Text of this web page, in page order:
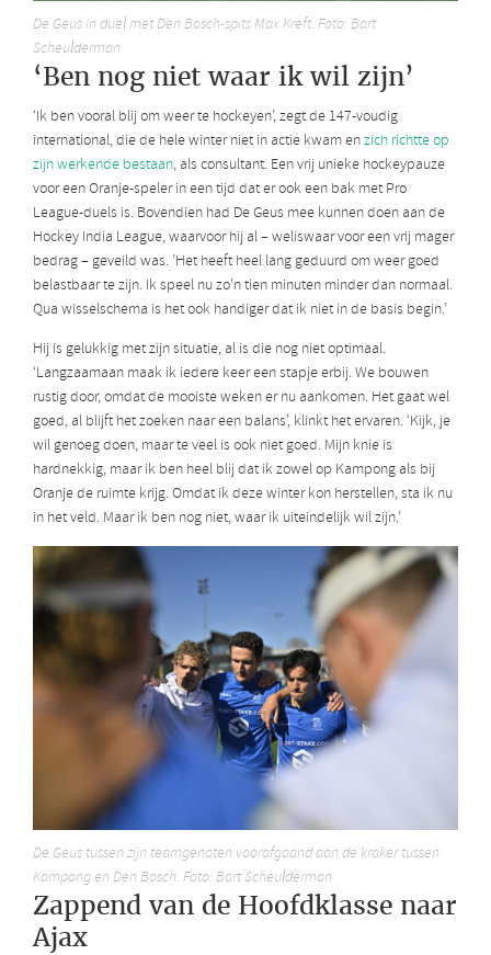
De Geus in duel met Den Bosch-spits Max Kreft. Foto: Bart
Scheulderman
‘Ben nog niet waar ik wil zijn’
‘Ik ben vooral blij om weer te hockeyen’, zegt de 147-voudig
international, die de hele winter niet in actie kwam enzich richtte op
zijn werkende bestaan, als consultant. Een vrij unieke hockeypauze
voor een Oranje-speler in een tijd dat er ook een bak met Pro
League-duels is. Bovendien had De Geus mee kunnen doen aan de
Hockey India League, waarvoor hij al – weliswaar voor een vrij mager
bedrag – geveild was. ’Het heeft heel lang geduurd om weer goed
belastbaar te zijn. Ik speel nu zo’n tien minuten minder dan normaal.
Qua wisselschema is het ook handiger dat ik niet in de basis begin.’
Hij is gelukkig met zijn situatie, al is die nog niet optimaal.
‘Langzaamaan maak ik iedere keer een stapje erbij. We bouwen
rustig door, omdat de mooiste weken er nu aankomen. Het gaat wel
goed, al blijft het zoeken naar een balans’, klinkt het ervaren. ‘Kijk, je
wil genoeg doen, maar te veel is ook niet goed. Mijn knie is
hardnekkig, maar ik ben heel blij dat ik zowel op Kampong als bij
Oranje de ruimte krijg. Omdat ik deze winter kon herstellen, sta ik nu
in het veld. Maar ik ben nog niet, waar ik uiteindelijk wil zijn.’
De Geus tussen zijn teamgenoten voorafgaand aan de kraker tussen
Kampong en Den Bosch. Foto: Bart Scheulderman
Zappend van de Hoofdklasse naar
Ajax